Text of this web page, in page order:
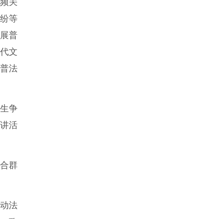
关
等
普
文
法
争
活
群
法